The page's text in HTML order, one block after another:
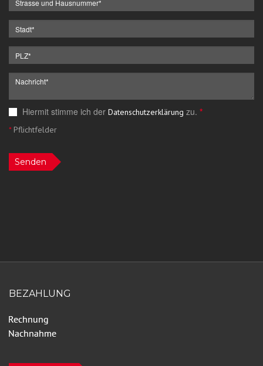
Hiermit stimme ich der Datenschutzerklärung zu. *
*Pflichtfelder
Senden
BEZAHLUNG